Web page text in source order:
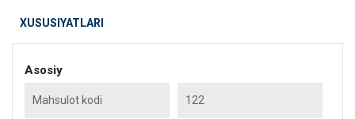
XUSUSIYATLARI
Asosiy
Mahsulot kodi 122